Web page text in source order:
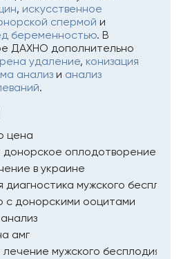
, искусственное
спермой и
беременностью. В
ДАХНО дополнительно
удаление, конизация
анализ и анализ
.
цена
донорское оплодотворение
в украине
с донорскими ооцитами
амг
мужского бесплодия